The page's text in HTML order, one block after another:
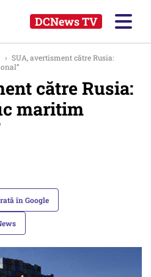
DCNews TV
› SUA, avertisment către Rusia:
către Rusia:
maritim
în Google